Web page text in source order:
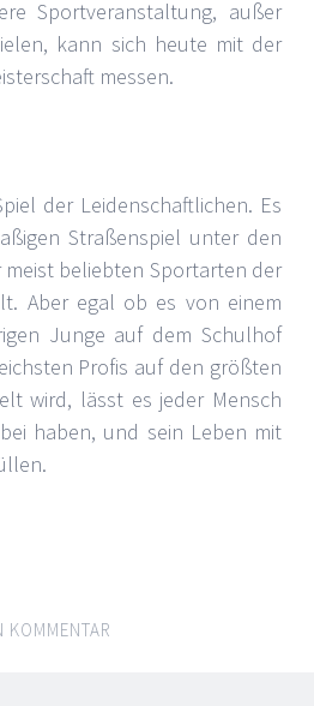
Sportveranstaltung, außer
kann sich heute mit der
messen.
der Leidenschaftlichen. Es
Straßenspiel unter den
beliebten Sportarten der
Aber egal ob es von einem
Junge auf dem Schulhof
Profis auf den größten
wird, lässt es jeder Mensch
haben, und sein Leben mit
KOMMENTAR